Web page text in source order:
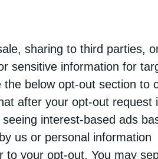
sharing to third parties,
sensitive information for
below opt-out section to
after your opt-out request
interest-based ads
us or personal information
to your opt-out. You may
χιλιάδες
Καππούας Κωνσταντίνος,
Κωνσταντίνου του εκ